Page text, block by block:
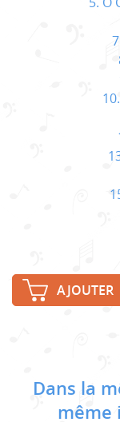
AJOUTER
Dans la
même